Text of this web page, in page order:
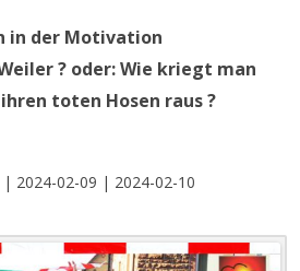
in der Motivation
? oder: Wie kriegt man
toten Hosen raus ?
2024-02-09 | 2024-02-10